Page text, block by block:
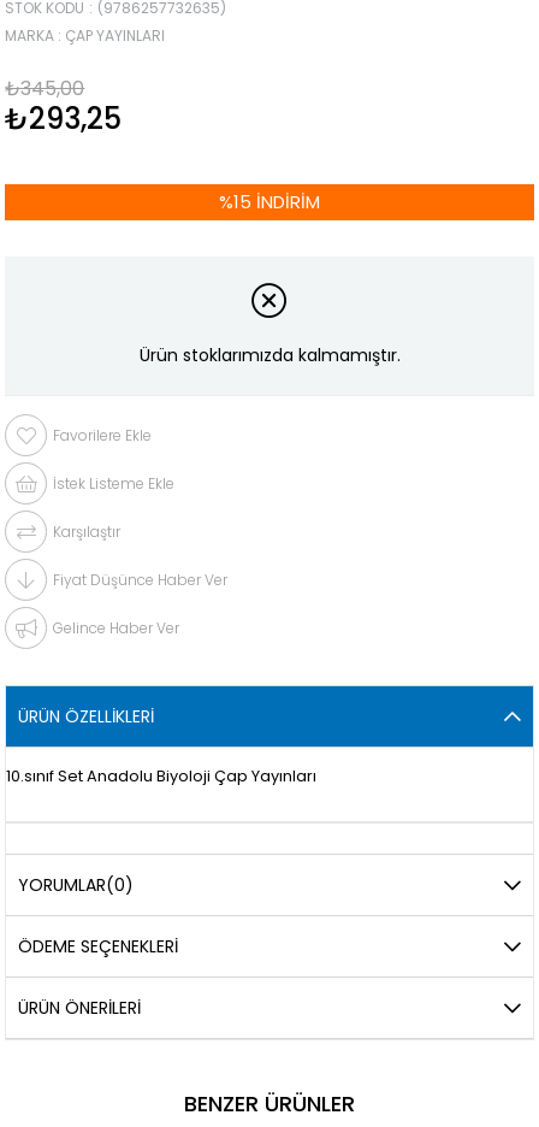
STOK KODU
(9786257732635)
MARKA : ÇAP YAYINLARI
₺345,00
₺293,25
%15 İNDIRIM
Ürün stoklarımızda kalmamıştır.
Favorilere Ekle
İstek Listeme Ekle
Karşılaştır
Fiyat Düşünce Haber Ver
Gelince Haber Ver
ÜRÜN ÖZELLIKLERI
10.sınıf Set Anadolu Biyoloji Çap Yayınları
YORUMLAR(0)
ÖDEME SEÇENEKLERI
ÜRÜN ÖNERILERI
BENZER ÜRÜNLER